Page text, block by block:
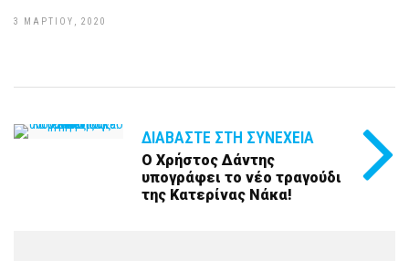
3 ΜΑΡΤΊΟΥ, 2020
ΔΙΑΒΆΣΤΕ ΣΤΗ ΣΥΝΈΧΕΙΑ
Ο Χρήστος Δάντης
υπογράφει το νέο τραγούδι
της Κατερίνας Νάκα!